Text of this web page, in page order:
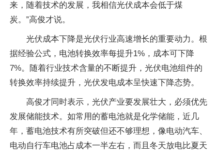
来，随着技术的发展，我相信光伏成本会低于煤
炭。”高俊才说。
光伏成本下降是光伏行业高速增长的重要动力。根
据经验公式，电池转换效率每提升1%，成本可下降
7%。随着行业技术含量的不断提升，光伏电池组件的
转换效率持续提升，光伏发电成本呈快速下降态势。
高俊才同时表示，光伏产业要发展壮大，必须优先
发展储能技术。如常用的蓄电池就是化学储能，近几
年，蓄电池技术有所突破但还不够理想，像电动汽车、
电动自行车电池占成本一半左右，而且冬天放电比夏天